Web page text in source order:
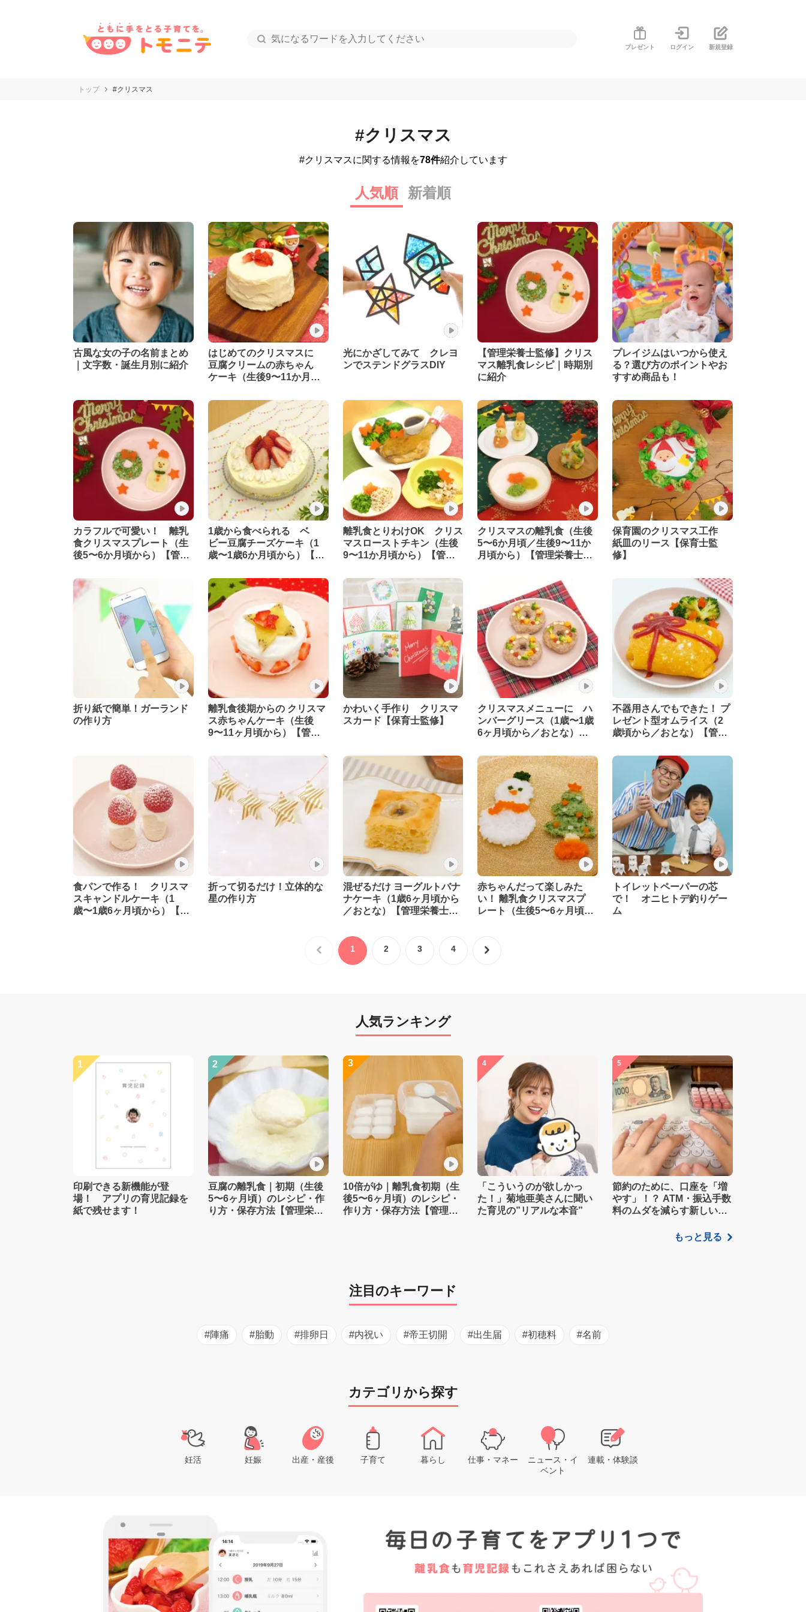
プレゼント ログイン 新規登録
トップ #クリスマス
#クリスマス
#クリスマスに関する情報を78件紹介しています
人気順 新着順
古風な女の子の名前まとめ
｜文字数・誕生月別に紹介
はじめてのクリスマスに
豆腐クリームの赤ちゃん
ケーキ（生後9〜11か月頃
光にかざしてみて クレヨ
ンでステンドグラスDIY
【管理栄養士監修】クリス
マス離乳食レシピ｜時期別
に紹介
プレイジムはいつから使え
る？選び方のポイントやお
すすめ商品も！
カラフルで可愛い！ 離乳
食クリスマスプレート（生
後5〜6か月頃から）【管理
1歳から食べられる ベ
ビー豆腐チーズケーキ（1
歳〜1歳6か月頃から）【管
離乳食とりわけOK クリス
マスローストチキン（生後
9〜11か月頃から）【管理
クリスマスの離乳食（生後
5〜6か月頃／生後9〜11か
月頃から）【管理栄養士監
保育園のクリスマス工作
紙皿のリース【保育士監
修】
折り紙で簡単！ガーランド
の作り方
離乳食後期からの クリスマ
ス赤ちゃんケーキ（生後
9〜11ヶ月頃から）【管理
かわいく手作り クリスマ
スカード【保育士監修】
クリスマスメニューに ハ
ンバーグリース（1歳〜1歳
6ヶ月頃から／おとな）
不器用さんでもできた！ プ
レゼント型オムライス（2
歳頃から／おとな）【管理
食パンで作る！ クリスマ
スキャンドルケーキ（1
歳〜1歳6ヶ月頃から）【管
折って切るだけ！立体的な
星の作り方
混ぜるだけ ヨーグルトバナ
ナケーキ（1歳6ヶ月頃から
／おとな）【管理栄養士監
赤ちゃんだって楽しみた
い！ 離乳食クリスマスプ
レート（生後5〜6ヶ月頃か
トイレットペーパーの芯
で！ オニヒトデ釣りゲー
ム
1 2 3 4
人気ランキング
1
印刷できる新機能が登
場！ アプリの育児記録を
紙で残せます！
2
豆腐の離乳食｜初期（生後
5〜6ヶ月頃）のレシピ・作
り方・保存方法【管理栄養
3
10倍がゆ｜離乳食初期（生
後5〜6ヶ月頃）のレシピ・
作り方・保存方法【管理栄
4
「こういうのが欲しかっ
た！」菊地亜美さんに聞い
た育児の”リアルな本音”
5
節約のために、口座を「増
やす」！？ ATM・振込手数
料のムダを減らす新しい家
もっと見る
注目のキーワード
#陣痛 #胎動 #排卵日 #内祝い #帝王切開 #出生届 #初穂料 #名前
カテゴリから探す
妊活 妊娠 出産・産後 子育て 暮らし 仕事・マネー
ニュース・イ
ベント
連載・体験談